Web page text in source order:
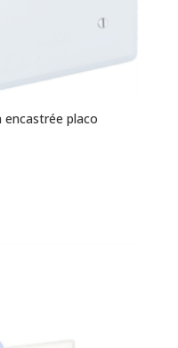
encastrée placo